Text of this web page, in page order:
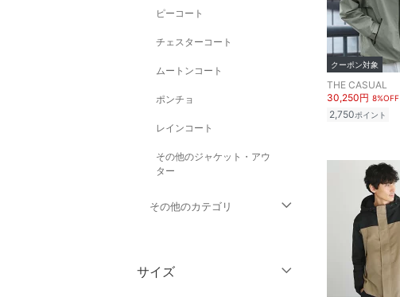
ピーコート
チェスターコート
ムートンコート
ポンチョ
レインコート
その他のジャケット・アウ
ター
その他のカテゴリ
パンツ
サイズ
クーポン対象
THE CASUAL
30,250円 8%OFF
2,750ポイント